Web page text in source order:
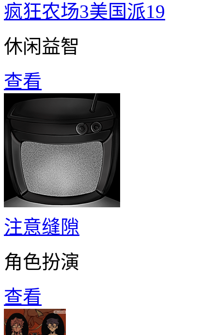
疯狂农场3美国派19
休闲益智
查看
注意缝隙
角色扮演
查看